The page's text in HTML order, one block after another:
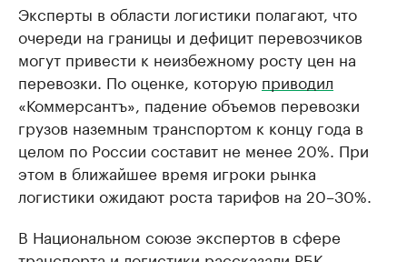
Эксперты в области логистики полагают, что
очереди на границы и дефицит перевозчиков
могут привести к неизбежному росту цен на
перевозки. По оценке, которую приводил
«Коммерсантъ», падение объемов перевозки
грузов наземным транспортом к концу года в
целом по России составит не менее 20%. При
этом в ближайшее время игроки рынка
логистики ожидают роста тарифов на 20–30%.
В Национальном союзе экспертов в сфере